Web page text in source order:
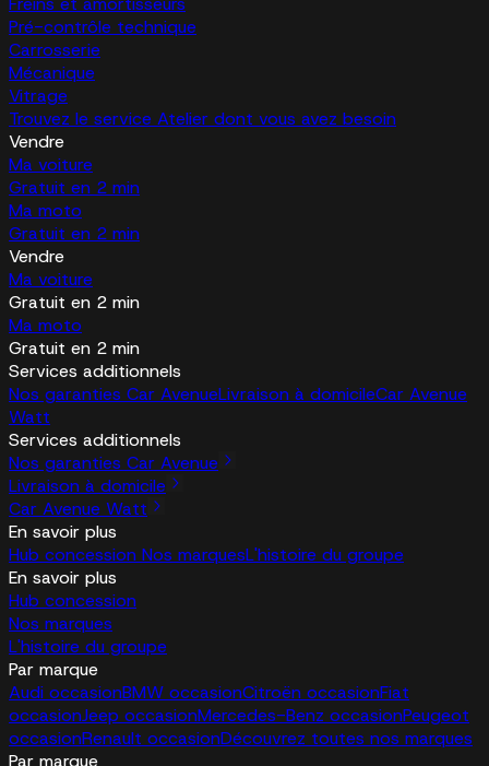
Pré-contrôle technique
Carrosserie
Mécanique
Vitrage
Trouvez le service Atelier dont vous avez besoin
Vendre
Ma voiture
Gratuit en 2 min
Ma moto
Gratuit en 2 min
Vendre
Ma voiture
Gratuit en 2 min
Ma moto
Gratuit en 2 min
Services additionnels
Nos garanties Car AvenueLivraison à domicileCar Avenue
Watt
Services additionnels
Nos garanties Car Avenue
Livraison à domicile
Car Avenue Watt
En savoir plus
Hub concession Nos marquesL'histoire du groupe
En savoir plus
Hub concession
Nos marques
L'histoire du groupe
Par marque
Audi occasionBMW occasionCitroën occasionFiat
occasionJeep occasionMercedes-Benz occasionPeugeot
occasionRenault occasionDécouvrez toutes nos marques
Par marque